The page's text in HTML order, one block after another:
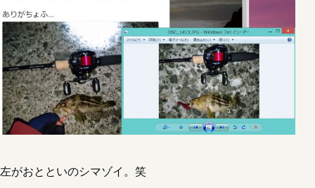
左がおとといのシマゾイ。笑